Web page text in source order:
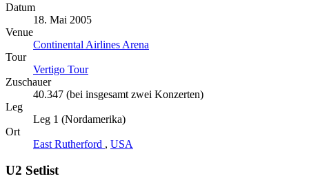
Datum
18. Mai 2005
Venue
Continental Airlines Arena
Tour
Vertigo Tour
Zuschauer
40.347 (bei insgesamt zwei Konzerten)
Leg
Leg 1 (Nordamerika)
Ort
East Rutherford , USA
U2 Setlist